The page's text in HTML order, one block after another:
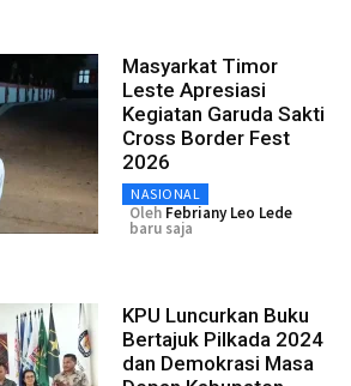
Masyarkat Timor
Leste Apresiasi
Kegiatan Garuda Sakti
Cross Border Fest
2026
NASIONAL
Oleh Febriany Leo Lede
baru saja
KPU Luncurkan Buku
Bertajuk Pilkada 2024
dan Demokrasi Masa